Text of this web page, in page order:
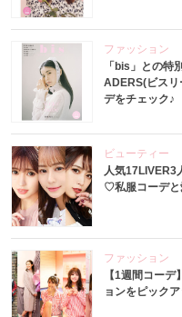
ファッション
「bis」との
ADERS(ビスリ
デをチェック♪
ビューティー
人気17LIVER3
♡私服コーデと
ファッション
【1週間コー
ョンをピック